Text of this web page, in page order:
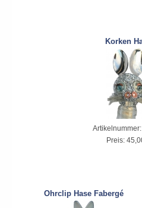
Korken
Preis:
Ohrclip Hase Fabergé